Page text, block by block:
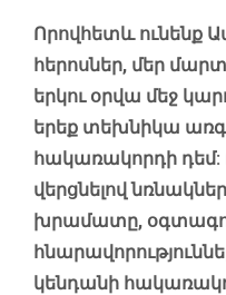
Որովհետև ունենք
հերոսներ, մեր
երկու օրվա մեջ
երեք տեխնիկա
հակառակորդի դեմ:
վերցնելով
խրամատը,
կենդանի